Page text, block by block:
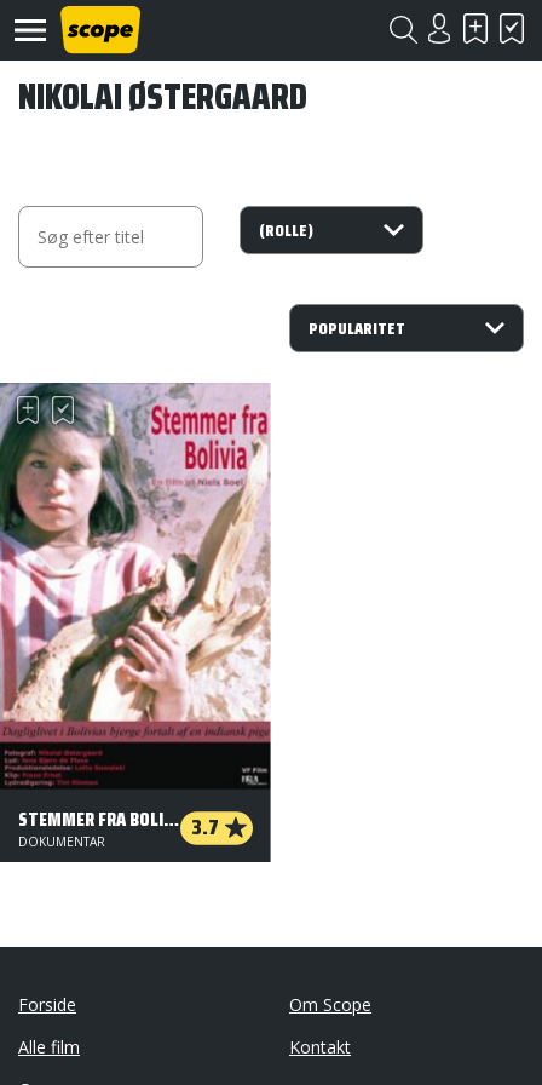
Om
©
Scope
2020
NIKOLAI ØSTERGAARD
STEMMER FRA BOLIVIA 3.7
DOKUMENTAR
Forside
Alle film
Om Scope
Kontakt